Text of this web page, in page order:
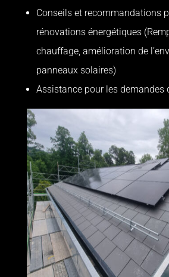
Conseils et recommandations
rénovations énergétiques
chauffage, amélioration de
panneaux solaires)
Assistance pour les demandes